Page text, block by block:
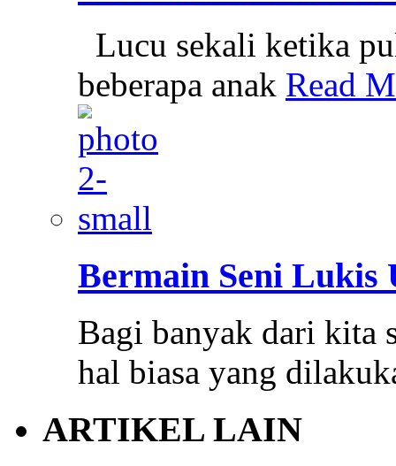
Lucu sekali ketika
beberapa anak Read
Bermain Seni Lukis
Bagi banyak dari kita
hal biasa yang
ARTIKEL LAIN